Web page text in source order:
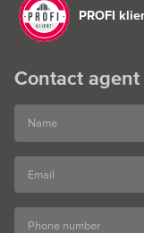
PROFI
Contact agent